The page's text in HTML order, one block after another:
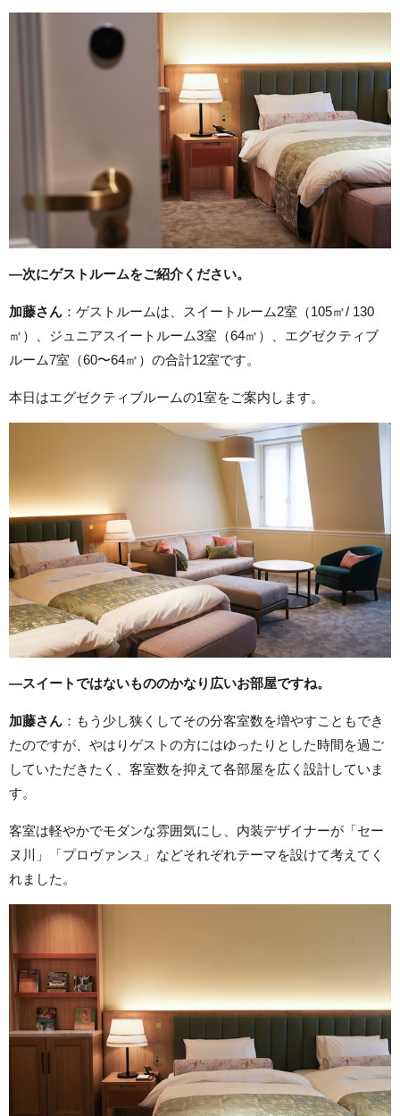
―次にゲストルームをご紹介ください。
加藤さん ：ゲストルームは、スイートルーム2室（105㎡/ 130
㎡）、ジュニアスイートルーム3室（64㎡）、エグゼクティブ
ルーム7室（60〜64㎡）の合計12室です。
本日はエグゼクティブルームの1室をご案内します。
―スイートではないもののかなり広いお部屋ですね。
加藤さん ：もう少し狭くしてその分客室数を増やすこともでき
たのですが、やはりゲストの方にはゆったりとした時間を過ご
していただきたく、客室数を抑えて各部屋を広く設計していま
す。
客室は軽やかでモダンな雰囲気にし、内装デザイナーが「セー
ヌ川」「プロヴァンス」などそれぞれテーマを設けて考えてく
れました。